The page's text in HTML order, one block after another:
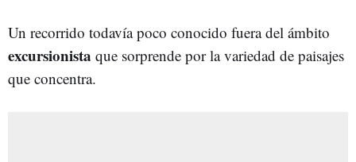
Un recorrido todavía poco conocido fuera del ámbito
excursionista que sorprende por la variedad de paisajes
que concentra.